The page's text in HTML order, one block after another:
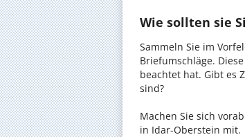
Wie sollten sie
Sammeln Sie im
Briefumschläge.
beachtet hat. Gibt es
sind?
Machen Sie sich
in Idar-Oberstein mit.